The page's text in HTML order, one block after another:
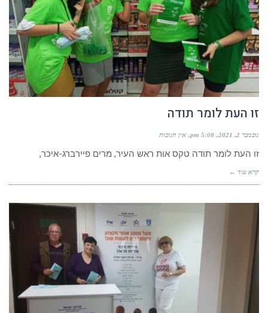
זו העת לומר תודה
נובמבר 2, 2021 5:08 pm אין תגובות
זו העת לומר תודה טקס אות ראש העיר, מרים פיירברג-איכר,
קרא עוד ←